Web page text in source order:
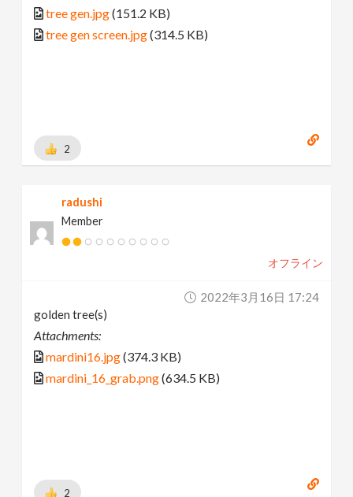
tree gen.jpg(151.2 KB)
tree gen screen.jpg(314.5 KB)
2
radushi
Member
オフライン
2022年3月16日 17:24
golden tree(s)
Attachments:
mardini16.jpg(374.3 KB)
mardini_16_grab.png(634.5 KB)
2